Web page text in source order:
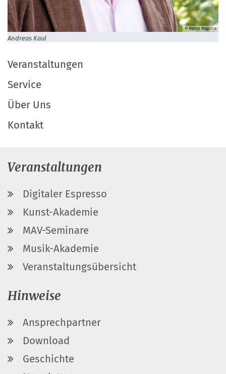
© Martin Magunia
Andreas Kaul
Veranstaltungen
Service
Über Uns
Kontakt
Veranstaltungen
Digitaler Espresso
Kunst-Akademie
MAV-Seminare
Musik-Akademie
Veranstaltungsübersicht
Hinweise
Ansprechpartner
Download
Geschichte